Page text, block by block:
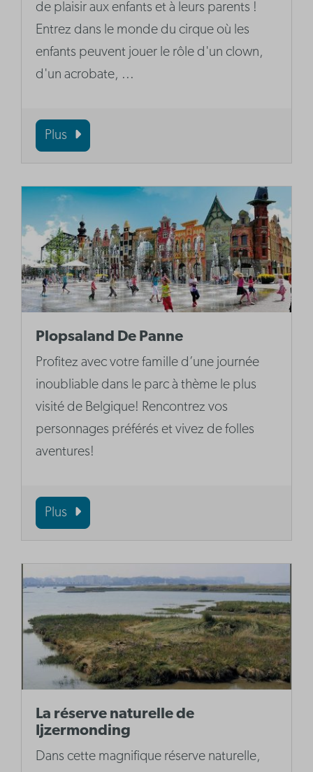
de plaisir aux enfants et à leurs parents !
Entrez dans le monde du cirque où les
enfants peuvent jouer le rôle d'un clown,
d'un acrobate, ...
Plus
Plopsaland De Panne
Profitez avec votre famille d’une journée
inoubliable dans le parc à thème le plus
visité de Belgique! Rencontrez vos
personnages préférés et vivez de folles
aventures!
Plus
La réserve naturelle de
Ijzermonding
Dans cette magnifique réserve naturelle,